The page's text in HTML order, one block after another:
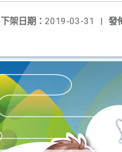
發
下架日期： 2019-03-31
|